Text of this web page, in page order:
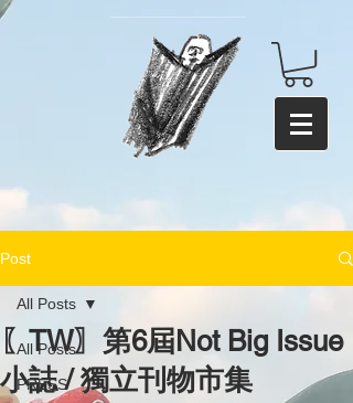
Post
All Posts
PRESS
All Posts
〖TW〗第6屆Not Big Issue
小誌 / 獨立刊物市集